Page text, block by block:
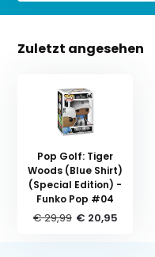
Zuletzt angesehen
Pop Golf: Tiger
Woods (Blue Shirt)
(Special Edition) -
Funko Pop #04
€ 29,99 € 20,95